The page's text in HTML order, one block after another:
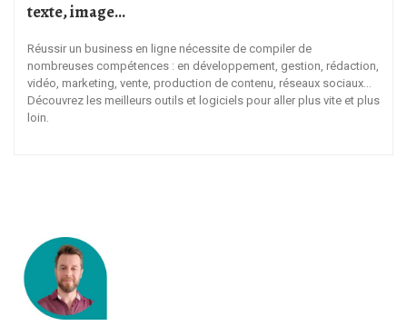
texte, image…
Réussir un business en ligne nécessite de compiler de
nombreuses compétences : en développement, gestion, rédaction,
vidéo, marketing, vente, production de contenu, réseaux sociaux…
Découvrez les meilleurs outils et logiciels pour aller plus vite et plus
loin.